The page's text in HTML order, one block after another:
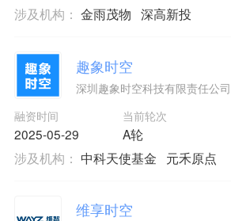
涉及机构： 金雨茂物 深高新投
趣象时空
深圳趣象时空科技有限责任公司
融资时间
2025-05-29
当前轮次
A轮
涉及机构： 中科天使基金 元禾原点
维享时空